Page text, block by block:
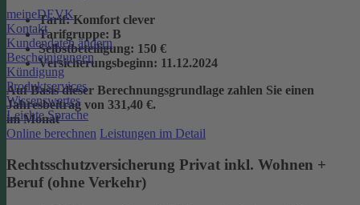
meineDEVK
Kontakt
Kundendaten ändern
Bescheinigungen
Kündigung
Produktservices
Wissenswertes
Leichte Sprache
Tarif: Komfort clever
Tarifgruppe: B
Selbstbeteiligung: 150 €
Versicherungsbeginn: 11.12.2024
Auf Basis dieser Berechnungsgrundlage zahlen Sie einen
Jahresbeitrag von 331,40 €.
im Monat
Online berechnen Leistungen im Detail
Rechtsschutzversicherung Privat inkl. Wohnen +
Beruf (ohne Verkehr)